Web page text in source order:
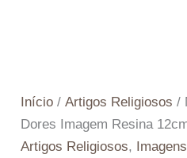
Início /Artigos Religiosos /
Dores Imagem Resina
Artigos Religiosos, Imagens